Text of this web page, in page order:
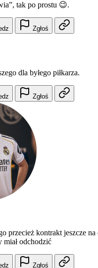
tak po prostu 😉.
Zgłoś
dla byłego piłkarza.
Zgłoś
przecież kontrakt jeszcze
miał odchodzić
Zgłoś